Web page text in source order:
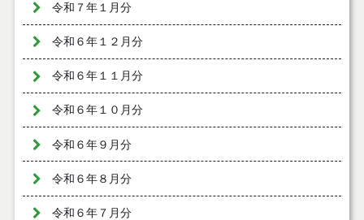
令和７年１月分
令和６年１２月分
令和６年１１月分
令和６年１０月分
令和６年９月分
令和６年８月分
令和６年７月分